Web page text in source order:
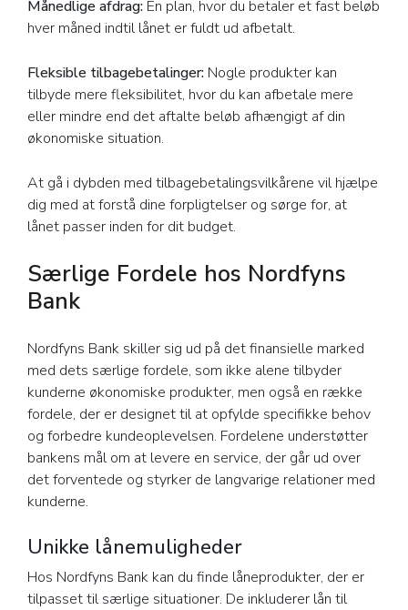
Månedlige afdrag: En plan, hvor du betaler et fast beløb
hver måned indtil lånet er fuldt ud afbetalt.
Fleksible tilbagebetalinger: Nogle produkter kan
tilbyde mere fleksibilitet, hvor du kan afbetale mere
eller mindre end det aftalte beløb afhængigt af din
økonomiske situation.
At gå i dybden med tilbagebetalingsvilkårene vil hjælpe
dig med at forstå dine forpligtelser og sørge for, at
lånet passer inden for dit budget.
Særlige Fordele hos Nordfyns
Bank
Nordfyns Bank skiller sig ud på det finansielle marked
med dets særlige fordele, som ikke alene tilbyder
kunderne økonomiske produkter, men også en række
fordele, der er designet til at opfylde specifikke behov
og forbedre kundeoplevelsen. Fordelene understøtter
bankens mål om at levere en service, der går ud over
det forventede og styrker de langvarige relationer med
kunderne.
Unikke lånemuligheder
Hos Nordfyns Bank kan du finde låneprodukter, der er
tilpasset til særlige situationer. De inkluderer lån til